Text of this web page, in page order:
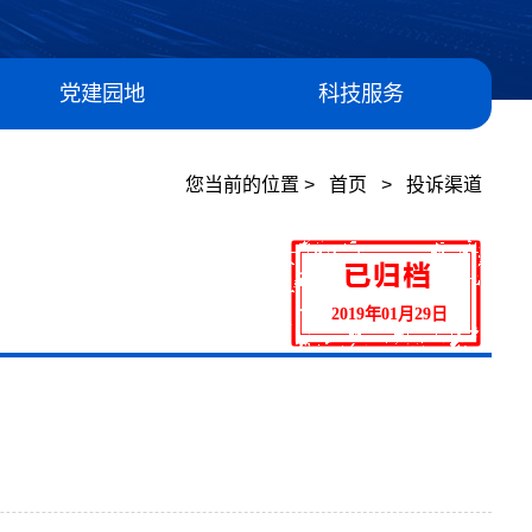
党建园地 科技服务
您当前的位置 > 首页 > 投诉渠道
2019年01月29日